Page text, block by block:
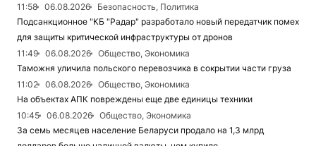
11:58
06.08.2026
Безопасность, Политика
Подсанкционное "КБ "Радар" разработало новый передатчик помех
для защиты критической инфраструктуры от дронов
11:49
06.08.2026
Общество, Экономика
Таможня уличила польского перевозчика в сокрытии части груза
11:02
06.08.2026
Общество, Экономика
На объектах АПК повреждены еще две единицы техники
10:45
06.08.2026
Общество, Экономика
За семь месяцев население Беларуси продало на 1,3 млрд